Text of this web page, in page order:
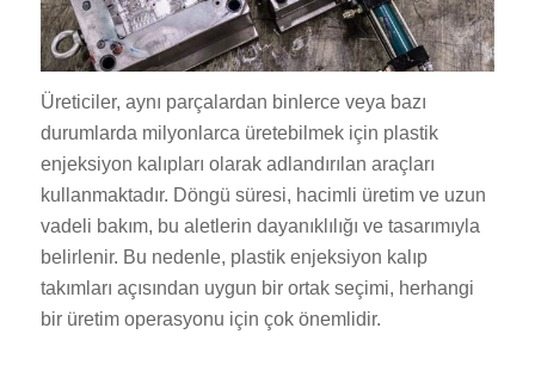
Üreticiler, aynı parçalardan binlerce veya bazı
durumlarda milyonlarca üretebilmek için plastik
enjeksiyon kalıpları olarak adlandırılan araçları
kullanmaktadır. Döngü süresi, hacimli üretim ve uzun
vadeli bakım, bu aletlerin dayanıklılığı ve tasarımıyla
belirlenir. Bu nedenle, plastik enjeksiyon kalıp
takımları açısından uygun bir ortak seçimi, herhangi
bir üretim operasyonu için çok önemlidir.